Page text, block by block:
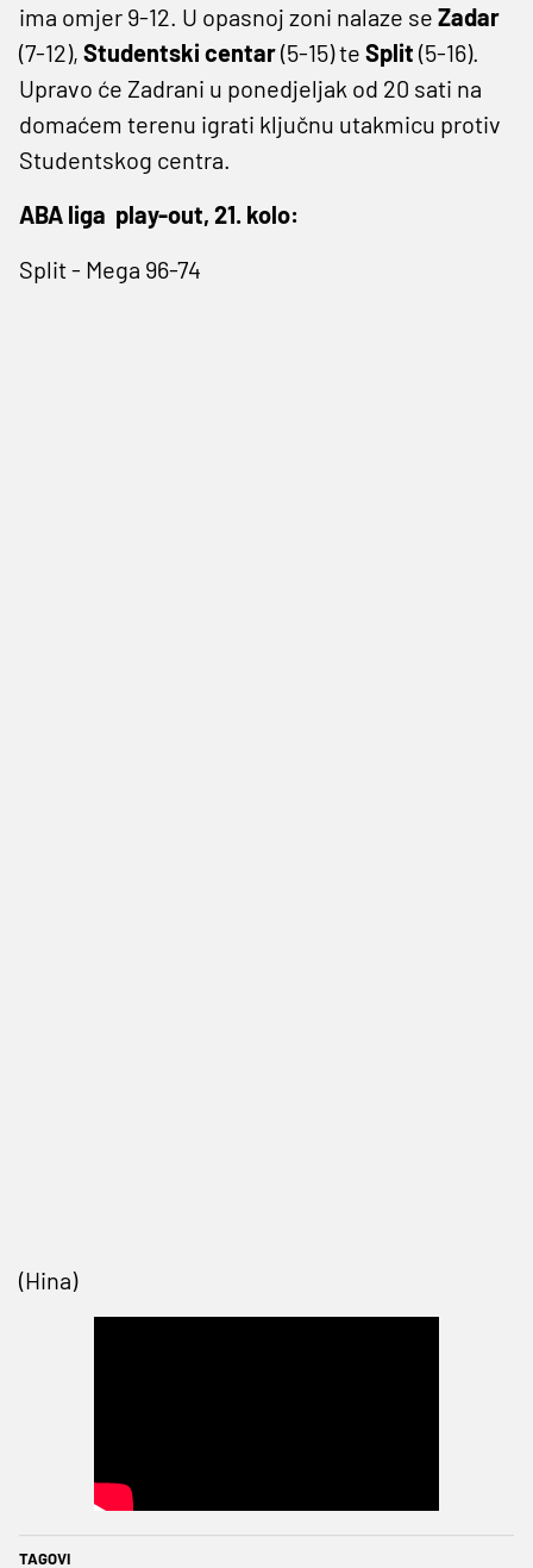
ima omjer 9-12. U opasnoj zoni nalaze se Zadar
(7-12), Studentski centar(5-15) te Split (5-16).
Upravo će Zadrani u ponedjeljak od 20 sati na
domaćem terenu igrati ključnu utakmicu protiv
Studentskog centra.
ABA liga play-out, 21. kolo:
Split - Mega 96-74
(Hina)
TAGOVI